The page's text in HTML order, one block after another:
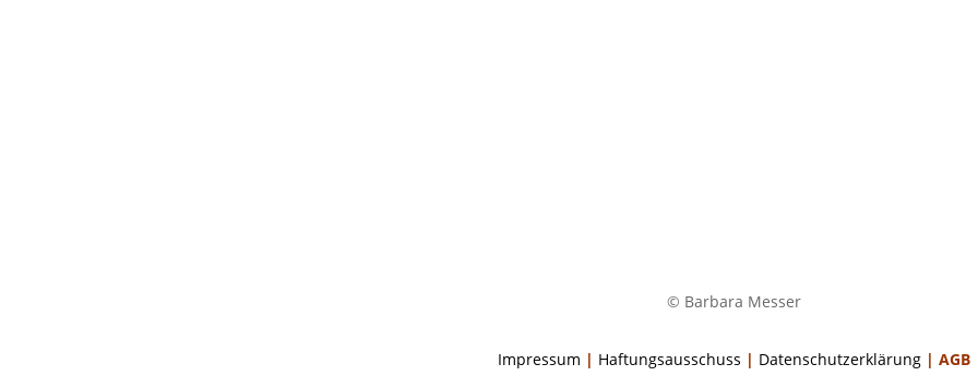
© Barbara Messer
Impressum | Haftungsausschuss | Datenschutzerklärung | AGB